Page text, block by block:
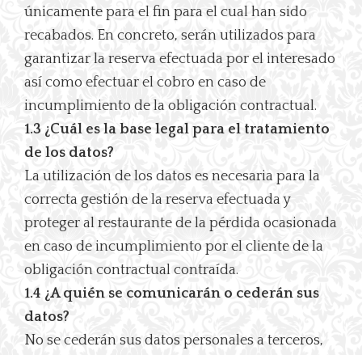
únicamente para el fin para el cual han sido
recabados. En concreto, serán utilizados para
garantizar la reserva efectuada por el interesado
así como efectuar el cobro en caso de
incumplimiento de la obligación contractual.
1.3 ¿Cuál es la base legal para el tratamiento
de los datos?
La utilización de los datos es necesaria para la
correcta gestión de la reserva efectuada y
proteger al restaurante de la pérdida ocasionada
en caso de incumplimiento por el cliente de la
obligación contractual contraída.
1.4 ¿A quién se comunicarán o cederán sus
datos?
No se cederán sus datos personales a terceros,